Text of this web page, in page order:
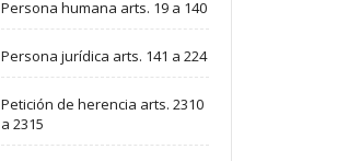
Persona humana arts. 19 a 140
Persona jurídica arts. 141 a 224
Petición de herencia arts. 2310
a 2315